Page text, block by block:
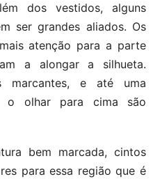
dos vestidos, alguns
ser grandes aliados. Os
atenção para a parte
a alongar a silhueta.
marcantes, e até uma
o olhar para cima são
bem marcada, cintos
para essa região que é